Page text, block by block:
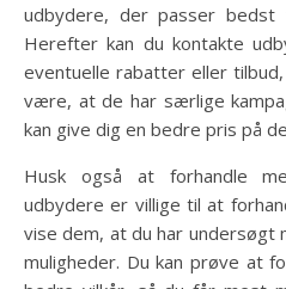
udbydere, der passer
Herefter kan du kontakte
eventuelle rabatter eller
være, at de har særlige
kan give dig en bedre pris på
Husk også at forhandle
udbydere er villige til at
vise dem, at du har undersøgt
muligheder. Du kan prøve at